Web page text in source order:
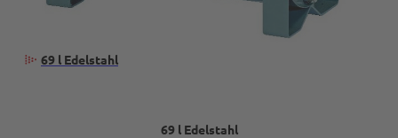
69 l Edelstahl
69 l Edelstahl